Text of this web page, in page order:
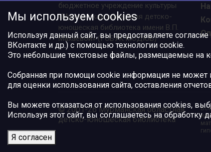
бюджетное учреждение культуры
«Мурманская областная детско-
юношеская библиотека имени В.П.
Махаевой» (ГОБУК МОДЮБ)
© 2001-26 Мурманская областная
детско-юношеская библиотека
Мы используем cookies
Используя данный сайт, вы предоставляете
ВКонтакте и др.) с помощью технологии cookie.
Это небольшие текстовые файлы, размещаемые на
Собранная при помощи cookie информация не может
для оценки использования сайта, составления
Вы можете отказаться от использования cookies,
Используя этот сайт, вы соглашаетесь на
Я согласен